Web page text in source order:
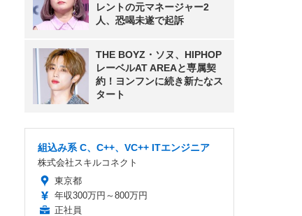
レントの元マネージャー2
人、恐喝未遂で起訴
THE BOYZ・ソヌ、HIPHOP
レーベルAT AREAと専属契
約！ヨンフンに続き新たなス
タート
組込み系 C、C++、VC++ ITエンジニア
株式会社スキルコネクト
東京都
年収300万円～800万円
正社員